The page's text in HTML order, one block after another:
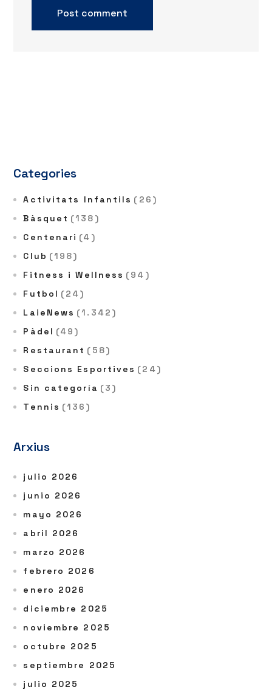
Categories
Activitats Infantils (26)
Bàsquet (138)
Centenari (4)
Club (198)
Fitness i Wellness (94)
Futbol (24)
LaieNews (1.342)
Pàdel (49)
Restaurant (58)
Seccions Esportives (24)
Sin categoría (3)
Tennis (136)
Arxius
julio 2026
junio 2026
mayo 2026
abril 2026
marzo 2026
febrero 2026
enero 2026
diciembre 2025
noviembre 2025
octubre 2025
septiembre 2025
julio 2025